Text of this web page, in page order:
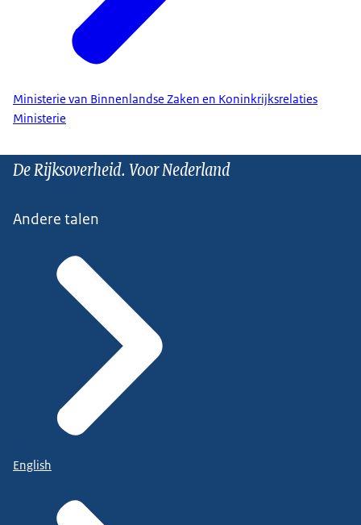
Ministerie van Binnenlandse Zaken en Koninkrijksrelaties
Ministerie
De Rijksoverheid. Voor Nederland
Andere talen
English